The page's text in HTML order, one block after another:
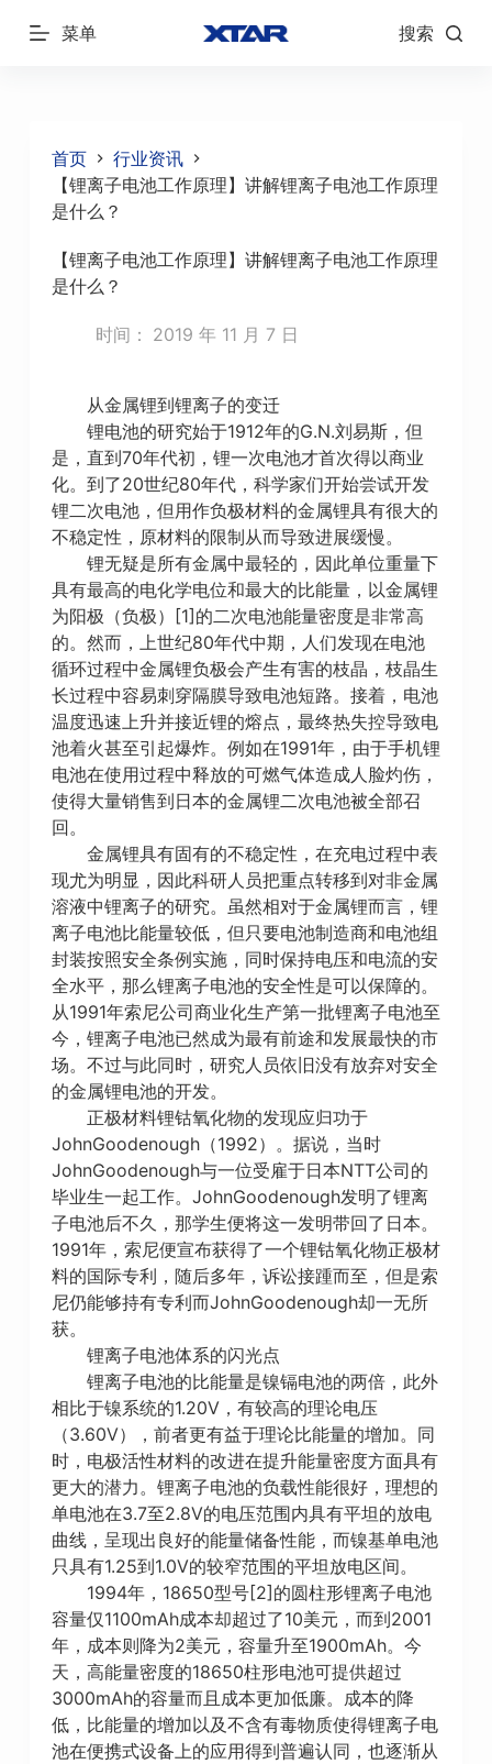
跳
菜单 搜索
首页
行业资讯
【锂离子电池工作原理】讲解锂离子电池工作原理
是什么？
【锂离子电池工作原理】讲解锂离子电池工作原理
是什么？
时间： 2019 年 11 月 7 日
从金属锂到锂离子的变迁
锂电池的研究始于1912年的G.N.刘易斯，但
是，直到70年代初，锂一次电池才首次得以商业
化。到了20世纪80年代，科学家们开始尝试开发
锂二次电池，但用作负极材料的金属锂具有很大的
不稳定性，原材料的限制从而导致进展缓慢。
锂无疑是所有金属中最轻的，因此单位重量下
具有最高的电化学电位和最大的比能量，以金属锂
为阳极（负极）[1]的二次电池能量密度是非常高
的。然而，上世纪80年代中期，人们发现在电池
循环过程中金属锂负极会产生有害的枝晶，枝晶生
长过程中容易刺穿隔膜导致电池短路。接着，电池
温度迅速上升并接近锂的熔点，最终热失控导致电
池着火甚至引起爆炸。例如在1991年，由于手机锂
电池在使用过程中释放的可燃气体造成人脸灼伤，
使得大量销售到日本的金属锂二次电池被全部召
回。
金属锂具有固有的不稳定性，在充电过程中表
现尤为明显，因此科研人员把重点转移到对非金属
溶液中锂离子的研究。虽然相对于金属锂而言，锂
离子电池比能量较低，但只要电池制造商和电池组
封装按照安全条例实施，同时保持电压和电流的安
全水平，那么锂离子电池的安全性是可以保障的。
从1991年索尼公司商业化生产第一批锂离子电池至
今，锂离子电池已然成为最有前途和发展最快的市
场。不过与此同时，研究人员依旧没有放弃对安全
的金属锂电池的开发。
正极材料锂钴氧化物的发现应归功于
JohnGoodenough（1992）。据说，当时
JohnGoodenough与一位受雇于日本NTT公司的
毕业生一起工作。JohnGoodenough发明了锂离
子电池后不久，那学生便将这一发明带回了日本。
1991年，索尼便宣布获得了一个锂钴氧化物正极材
料的国际专利，随后多年，诉讼接踵而至，但是索
尼仍能够持有专利而JohnGoodenough却一无所
获。
锂离子电池体系的闪光点
锂离子电池的比能量是镍镉电池的两倍，此外
相比于镍系统的1.20V，有较高的理论电压
（3.60V），前者更有益于理论比能量的增加。同
时，电极活性材料的改进在提升能量密度方面具有
更大的潜力。锂离子电池的负载性能很好，理想的
单电池在3.7至2.8V的电压范围内具有平坦的放电
曲线，呈现出良好的能量储备性能，而镍基单电池
只具有1.25到1.0V的较窄范围的平坦放电区间。
1994年，18650型号[2]的圆柱形锂离子电池
容量仅1100mAh成本却超过了10美元，而到2001
年，成本则降为2美元，容量升至1900mAh。今
天，高能量密度的18650柱形电池可提供超过
3000mAh的容量而且成本更加低廉。成本的降
低，比能量的增加以及不含有毒物质使得锂离子电
池在便携式设备上的应用得到普遍认同，也逐渐从